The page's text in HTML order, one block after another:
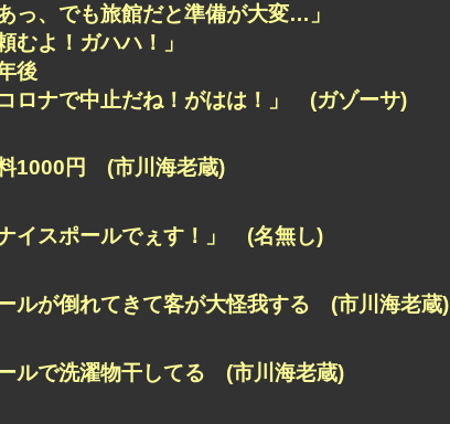
あっ、でも旅館だと準備が大変…」
頼むよ！ガハハ！」
後
コロナで中止だね！がはは！」 (ガゾーサ)
1000円 (市川海老蔵)
ナイスポールでぇす！」 (名無し)
ルが倒れてきて客が大怪我する (市川海老蔵)
ルで洗濯物干してる (市川海老蔵)